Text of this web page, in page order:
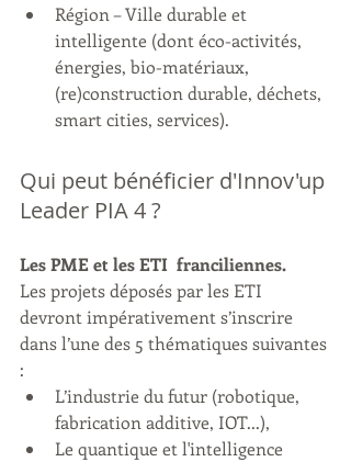
Région – Ville durable et
intelligente (dont éco-activités,
énergies, bio-matériaux,
(re)construction durable, déchets,
smart cities, services).
Qui peut bénéficier d'Innov'up
Leader PIA 4 ?
Les PME et les ETI  franciliennes.
Les projets déposés par les ETI
devront impérativement s’inscrire
dans l’une des 5 thématiques suivantes
:
L’industrie du futur (robotique,
fabrication additive, IOT...),
Le quantique et l'intelligence